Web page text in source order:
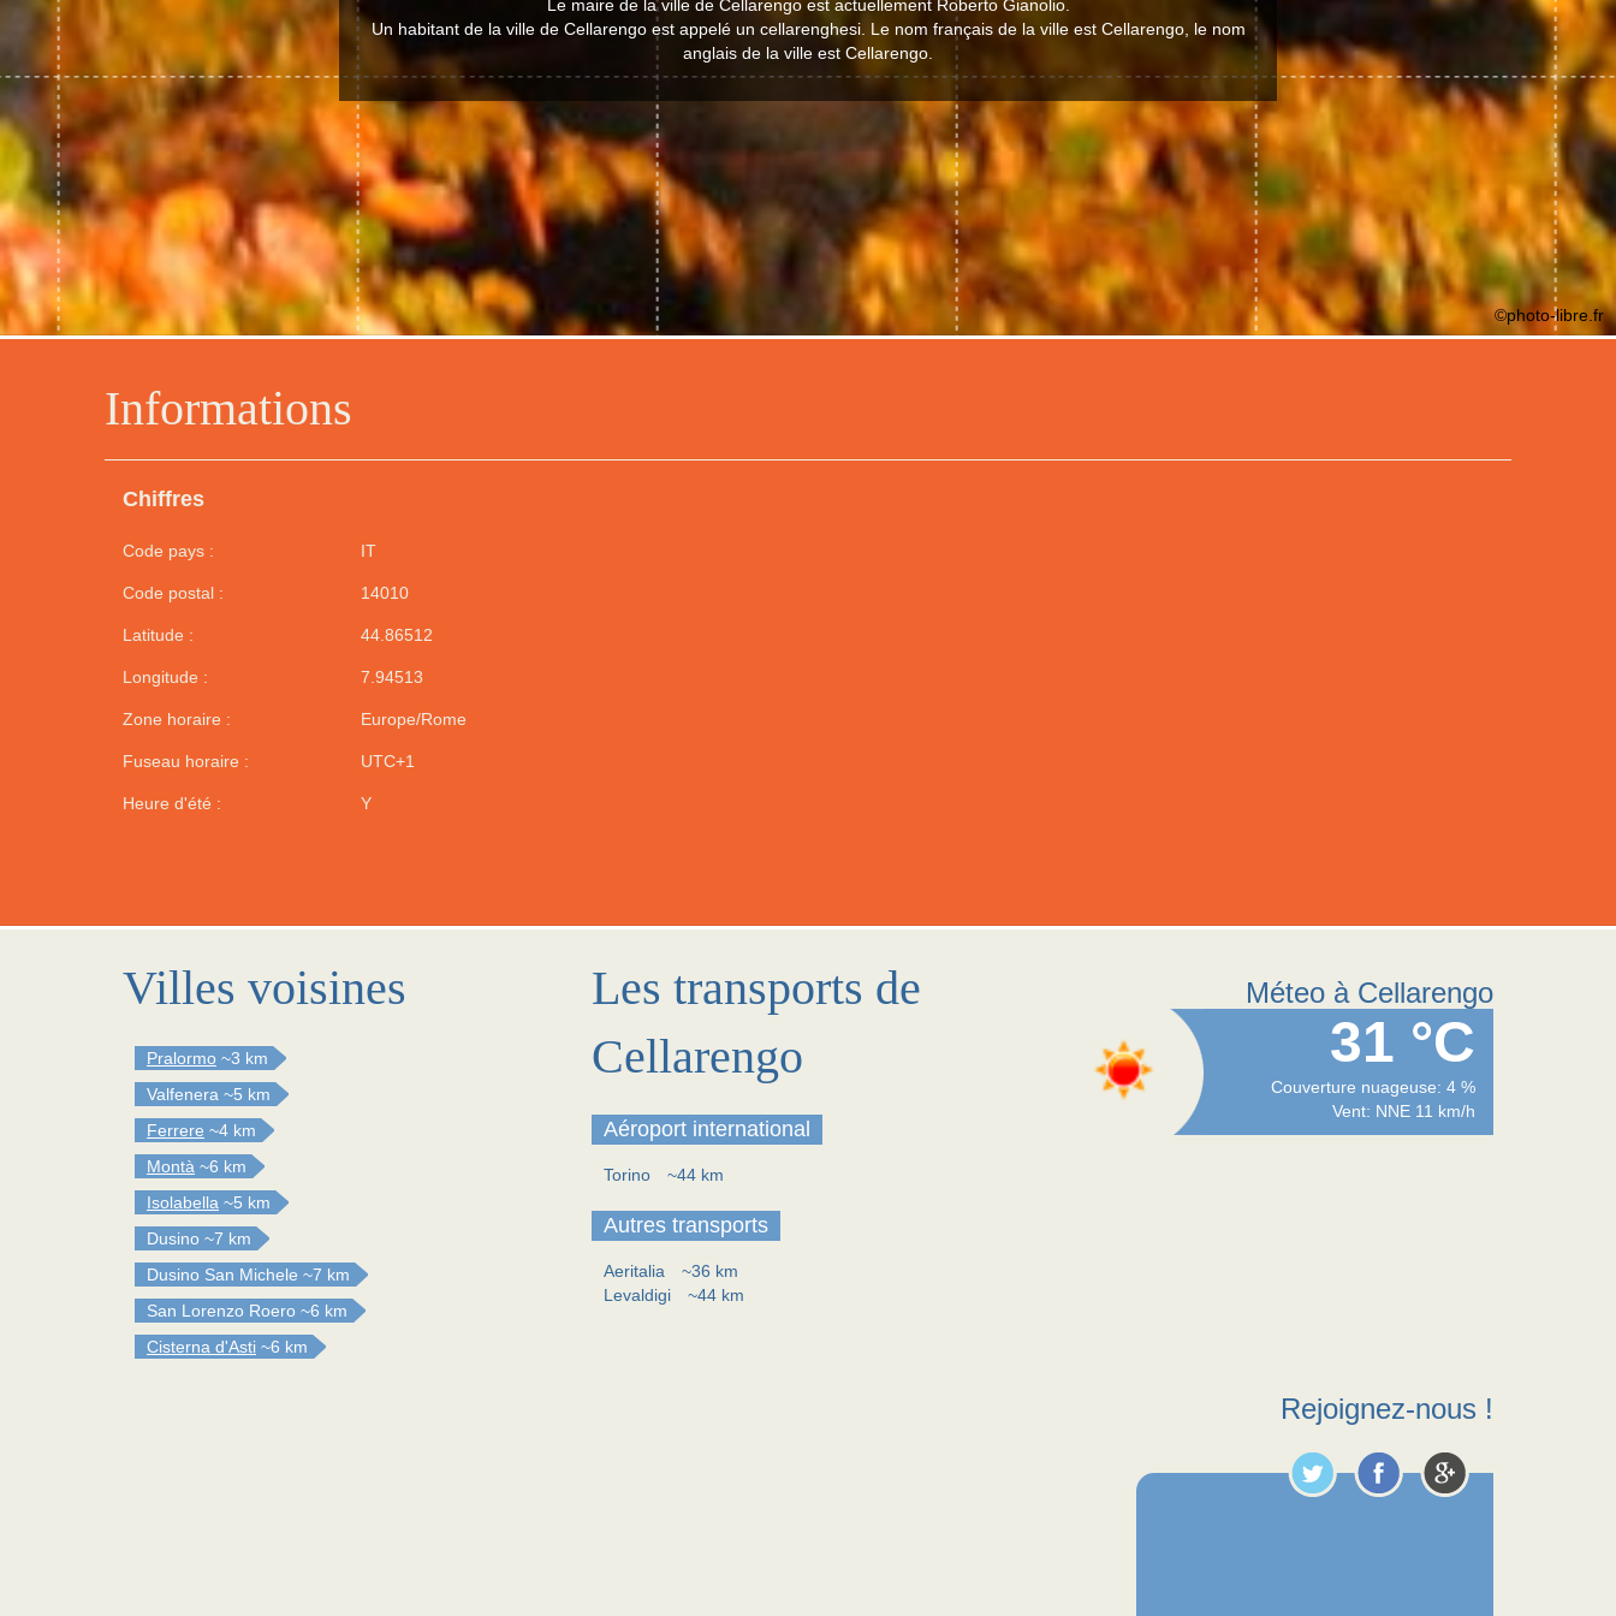
Informations
Chiffres
Code pays : IT
Code postal : 14010
Latitude : 44.86512
Longitude : 7.94513
Zone horaire : Europe/Rome
Fuseau horaire : UTC+1
Heure d'été : Y
Le maire de la ville de Cellarengo est actuellement Roberto Gianolio.
Un habitant de la ville de Cellarengo est appelé un cellarenghesi. Le nom français de la ville est Cellarengo, le nom
anglais de la ville est Cellarengo.
©photo-libre.fr
Villes voisines
Pralormo ~3 km
Valfenera ~5 km
Ferrere ~4 km
Montà ~6 km
Isolabella ~5 km
Dusino ~7 km
Dusino San Michele ~7 km
San Lorenzo Roero ~6 km
Cisterna d'Asti ~6 km
Les transports de
Cellarengo
Aéroport international
Torino ~44 km
Autres transports
Aeritalia
~36 km
Levaldigi
~44 km
Méteo à Cellarengo
31 °C
Couverture nuageuse: 4 %
Vent: NNE 11 km/h
Rejoignez-nous !